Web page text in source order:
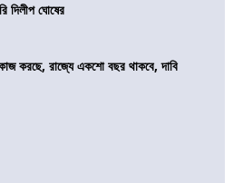
দিলীপ ঘোষের
করছে, রাজ্যে একশো বছর থাকবে, দাবি